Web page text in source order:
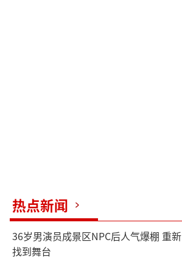
热点新闻
36岁男演员成景区NPC后人气爆棚 重新
找到舞台